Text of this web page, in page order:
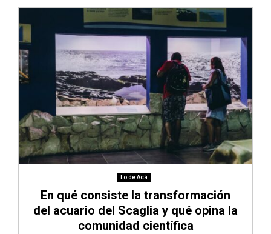
Lo de Acá
En qué consiste la transformación
del acuario del Scaglia y qué opina la
comunidad científica